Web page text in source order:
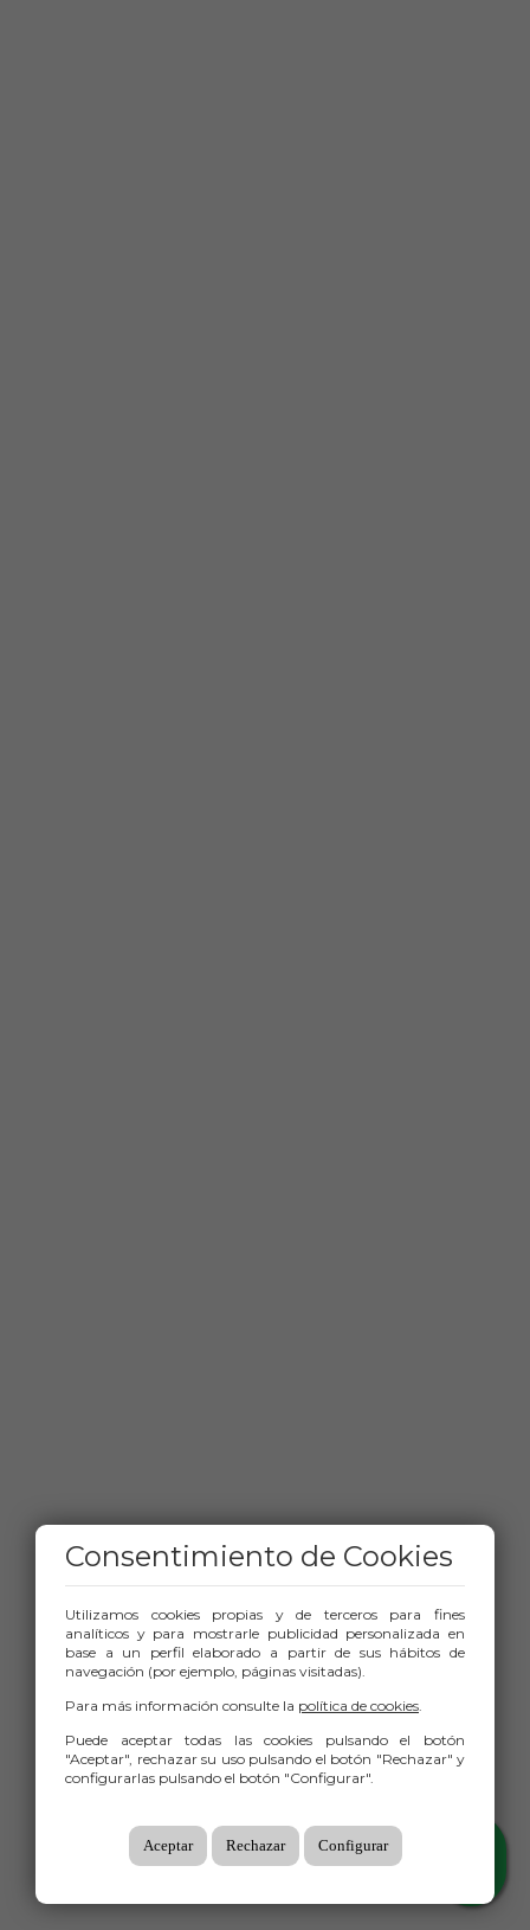
Consentimiento de Cookies
Utilizamos cookies propias y de terceros para fines
analíticos y para mostrarle publicidad personalizada en
base a un perfil elaborado a partir de sus hábitos de
navegación (por ejemplo, páginas visitadas).
Para más información consulte la política de cookies.
Puede aceptar todas las cookies pulsando el botón
"Aceptar", rechazar su uso pulsando el botón "Rechazar" y
configurarlas pulsando el botón "Configurar".
Aceptar Rechazar Configurar